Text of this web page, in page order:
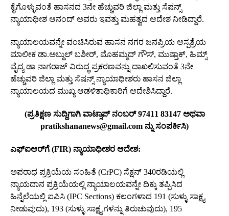
ಕೈಗೊಳ್ಳುವಂತೆ ಹಾಸನದ 3ನೇ ಹೆಚ್ಚುವರಿ ಜಿಲ್ಲಾ ಮತ್ತು ಸೆಷನ್ಸ್‌
ನ್ಯಾಯಾಧೀಶ ಆನಂದ್‌ ಅವರು ಇವತ್ತು ಮಹತ್ವದ ಆದೇಶ ನೀಡಿದ್ದಾರೆ.
ನ್ಯಾಯಾಲಯವನ್ನೇ ವಂಚಿಸಿರುವ ಹಾಸನ ನಗರ ಜನಪ್ರಿಯ ಆಸ್ಪತ್ರೆಯ
ಮಾಲೀಕ ಡಾ.ಅಬ್ದುಲ್‌ ಬಶೀರ್‌, ಮೊಹಮ್ಮದ್‌ ಗೌಸ್‌, ಮುಷ್ತಾಕ್‌, ಹಿಮ್ಸ್‌
ವೈದ್ಯ ಡಾ ನಾಗರಾಜ್‌ ವಿರುದ್ಧ ಪ್ರಕರಣವನ್ನು ದಾಖಲಿಸುವಂತೆ 3ನೇ
ಹೆಚ್ಚುವರಿ ಜಿಲ್ಲಾ ಮತ್ತು ಸೆಷನ್ಸ್‌ ನ್ಯಾಯಾಧೀಶರು ಹಾಸನ ಜಿಲ್ಲಾ
ನ್ಯಾಯಾಲಯದ ಮುಖ್ಯ ಆಡಳಿತಾಧಿಕಾರಿಗೆ ಆದೇಶಿಸಿದ್ದಾರೆ.
(ಪ್ರತಿಕ್ಷಣ ಸುದ್ದಿಗಾಗಿ ವಾಟ್ಸಾಪ್‌ ನಂಬರ್‌ 97411 83147 ಅಥವಾ
pratikshananews@gmail.com ನ್ನು ಸಂಪರ್ಕಿಸಿ)
ಎಫ್‌ಐಆರ್‌ಗೆ (FIR) ನ್ಯಾಯಾಧೀಶರ ಆದೇಶ:
ಅಪರಾಧ ಪ್ರಕ್ರಿಯೆಯ ಸಂಹಿತೆ (CrPC) ಸೆಕ್ಷನ್‌ 340ರಡಿಯಲ್ಲಿ
ನ್ಯಾಯದಾನ ಪ್ರಕ್ರಿಯೆಯಲ್ಲಿ ನ್ಯಾಯಾಲಯವನ್ನೇ ದಿಕ್ಕು ತಪ್ಪಿಸಿದ
ಹಿನ್ನೆಲೆಯಲ್ಲಿ ಐಪಿಸಿ (IPC Sections) ಕಲಂಗಳಾದ 191 (ಸುಳ್ಳು ಸಾಕ್ಷ್ಯ
ನೀಡುವುದು), 193 (ಸುಳ್ಳು ಸಾಕ್ಷ್ಯಗಳನ್ನು ತಿರುಚುವುದು), 195